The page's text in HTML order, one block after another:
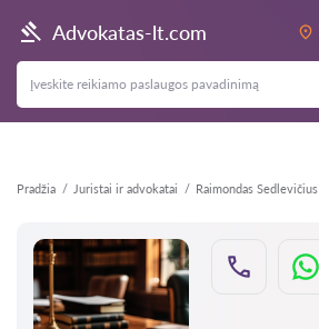
Advokatas-lt.com
Pradžia Juristai ir advokatai Raimondas Sedlevičius
Atgal